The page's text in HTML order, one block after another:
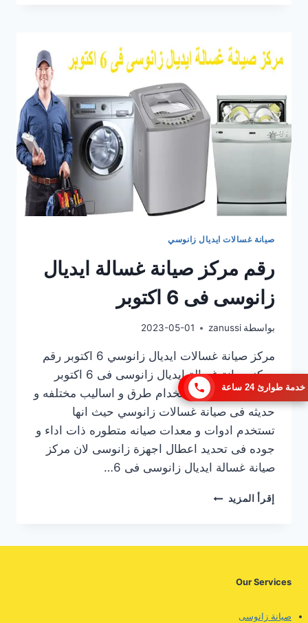
صيانة غسالات ايديال زانوسي
رقم مركز صيانة غسالة ايديال
زانوسى فى 6 اكتوبر
بواسطة zanussi
2023-05-01
مركز صيانة غسالات ايديال زانوسي 6 اكتوبر رقم
مركز صيانة غسالة ايديال زانوسى فى 6 اكتوبر
يعمل دائما على استخدام طرق و اساليب مختلفه و
حديثه فى صيانة غسالات زانوسي حيث انها
تستخدم ادوات و معدات صيانه متطوره ذات اداء و
جوده فى تحديد اعطال اجهزة زانوسى لان مركز
صيانة غسالة ايديال زانوسى فى 6…
إقرأ المزيد رقم
Our Services
صيانة زانوسى
خدمة طوارئ 24 ساعة